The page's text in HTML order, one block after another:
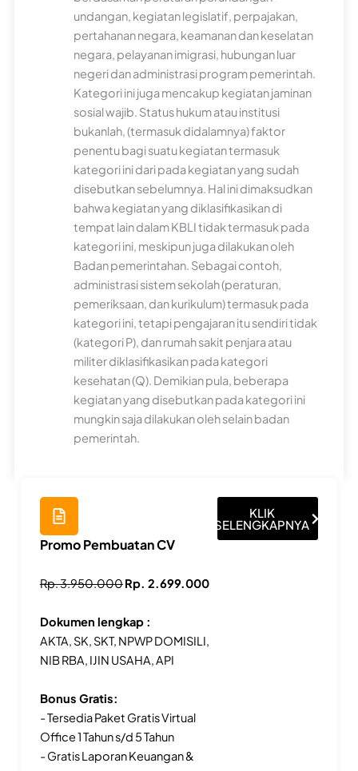
undangan, kegiatan legislatif, perpajakan,
pertahanan negara, keamanan dan keselatan
negara, pelayanan imigrasi, hubungan luar
negeri dan administrasi program pemerintah.
Kategori ini juga mencakup kegiatan jaminan
sosial wajib. Status hukum atau institusi
bukanlah, (termasuk didalamnya) faktor
penentu bagi suatu kegiatan termasuk
kategori ini dari pada kegiatan yang sudah
disebutkan sebelumnya. Hal ini dimaksudkan
bahwa kegiatan yang diklasifikasikan di
tempat lain dalam KBLI tidak termasuk pada
kategori ini, meskipun juga dilakukan oleh
Badan pemerintahan. Sebagai contoh,
administrasi sistem sekolah (peraturan,
pemeriksaan, dan kurikulum) termasuk pada
kategori ini, tetapi pengajaran itu sendiri tidak
(kategori P), dan rumah sakit penjara atau
militer diklasifikasikan pada kategori
kesehatan (Q). Demikian pula, beberapa
kegiatan yang disebutkan pada kategori ini
mungkin saja dilakukan oleh selain badan
pemerintah.
Promo Pembuatan CV
Rp. 3.950.000Rp. 2.699.000
Dokumen lengkap :
AKTA, SK, SKT, NPWP DOMISILI,
NIB RBA, IJIN USAHA, API
Bonus Gratis:
- Tersedia Paket Gratis Virtual
Office 1 Tahun s/d 5 Tahun
- Gratis Laporan Keuangan &
KLIK
SELENGKAPNYA